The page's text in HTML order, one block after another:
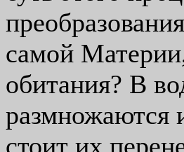
самой
обитания? В
размножаются
стоит их